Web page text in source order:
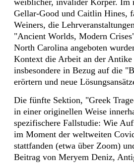
weiblicher, invalider Körper. Im
Gellar-Good und Caitlin Hines,
Weiners, die
"Ancient Worlds, Modern
North Carolina angeboten
Kontext die Arbeit an der
insbesondere in Bezug auf die
erörtern und neue
Die fünfte Sektion, "Greek
in einer originellen Weise
spezifischere Fallstudie: Wie
im Moment der weltweiten
stattfanden (etwa über Zoom)
Beitrag von Meryem Deniz,